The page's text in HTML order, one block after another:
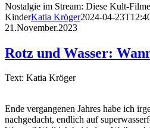
Nostalgie im Stream: Diese Kult-
KinderKatia Kröger2024-04-
21.November.2023
Rotz und Wasser:
Text: Katia Kröger
Ende vergangenen Jahres habe ich
nachgedacht, endlich auf